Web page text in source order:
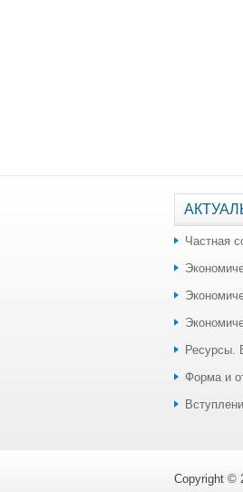
Частная
Ресурсы.
Форма и
Copyright ©